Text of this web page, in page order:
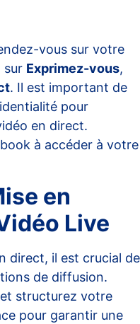
vous sur votre
sur Exprimez-vous,
. Il est important de
pour
en direct.
à accéder à votre
en
Live
direct, il est crucial de
de diffusion.
structurez votre
pour garantir une